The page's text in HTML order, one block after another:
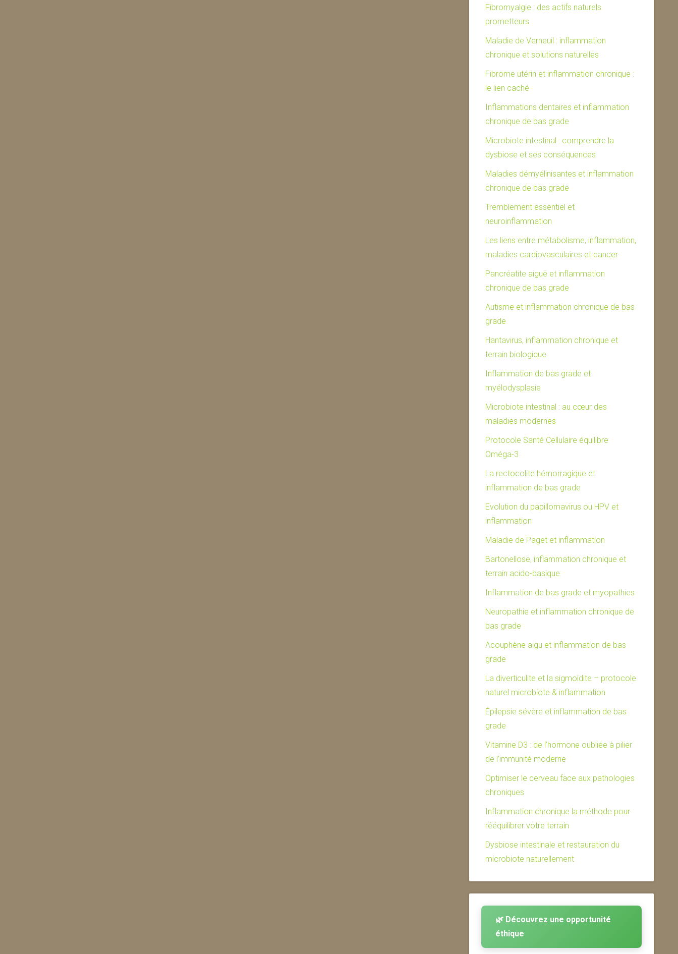
Fibromyalgie : des actifs naturels
prometteurs
Maladie de Verneuil : inflammation
chronique et solutions naturelles
Fibrome utérin et inflammation chronique :
le lien caché
Inflammations dentaires et inflammation
chronique de bas grade
Microbiote intestinal : comprendre la
dysbiose et ses conséquences
Maladies démyélinisantes et inflammation
chronique de bas grade
Tremblement essentiel et
neuroinflammation
Les liens entre métabolisme, inflammation,
maladies cardiovasculaires et cancer
Pancréatite aiguë et inflammation
chronique de bas grade
Autisme et inflammation chronique de bas
grade
Hantavirus, inflammation chronique et
terrain biologique
Inflammation de bas grade et
myélodysplasie
Microbiote intestinal : au cœur des
maladies modernes
Protocole Santé Cellulaire équilibre
Oméga-3
La rectocolite hémorragique et
inflammation de bas grade
Evolution du papillomavirus ou HPV et
inflammation
Maladie de Paget et inflammation
Bartonellose, inflammation chronique et
terrain acido-basique
Inflammation de bas grade et myopathies
Neuropathie et inflammation chronique de
bas grade
Acouphène aigu et inflammation de bas
grade
La diverticulite et la sigmoïdite – protocole
naturel microbiote & inflammation
Épilepsie sévère et inflammation de bas
grade
Vitamine D3 : de l’hormone oubliée à pilier
de l’immunité moderne
Optimiser le cerveau face aux pathologies
chroniques
Inflammation chronique la méthode pour
rééquilibrer votre terrain
Dysbiose intestinale et restauration du
microbiote naturellement
🌿 Découvrez une opportunité
éthique